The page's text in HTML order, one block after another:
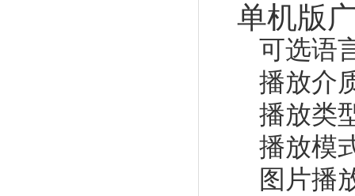
单机版
可选语
播放介
播放类
播放模
图片播